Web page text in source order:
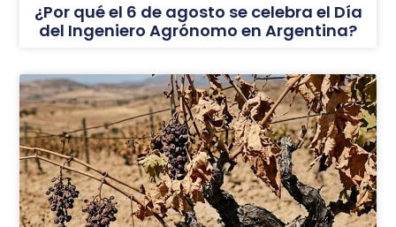
¿Por qué el 6 de agosto se celebra el Día
del Ingeniero Agrónomo en Argentina?